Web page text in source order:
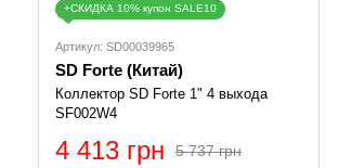
+СКИДКА 10% купон SALE10
Артикул: SD00039965
SD Forte (Китай)
Коллектор SD Forte 1" 4 выхода
SF002W4
5 737 грн
4 413 грн